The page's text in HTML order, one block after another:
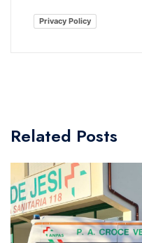
Privacy Policy
Related Posts